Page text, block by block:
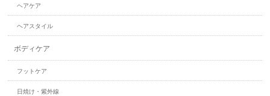
ヘアケア
ヘアスタイル
ボディケア
フットケア
日焼け・紫外線